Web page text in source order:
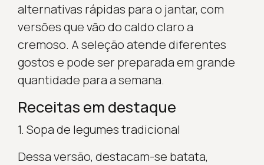
alternativas rápidas para o jantar, com
versões que vão do caldo claro a
cremoso. A seleção atende diferentes
gostos e pode ser preparada em grande
quantidade para a semana.
Receitas em destaque
1. Sopa de legumes tradicional
Dessa versão, destacam-se batata,